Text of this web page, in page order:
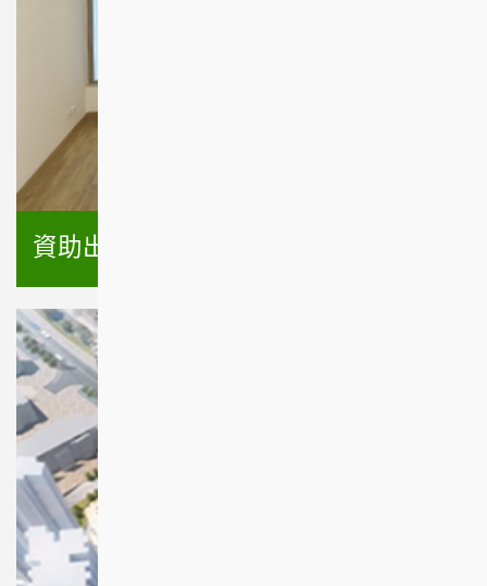
資助出售房屋項目